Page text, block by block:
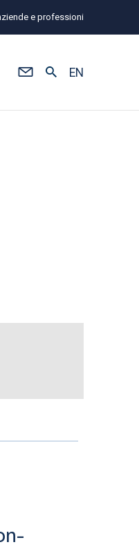
e professioni
EN